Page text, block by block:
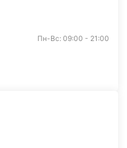
Пн-Вс: 09:00 - 21:00